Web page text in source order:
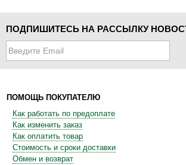
ПОДПИШИТЕСЬ НА РАССЫЛКУ
ПОМОЩЬ ПОКУПАТЕЛЮ
Как работать по предоплате
Как изменить заказ
Как оплатить товар
Стоимость и сроки доставки
Обмен и возврат